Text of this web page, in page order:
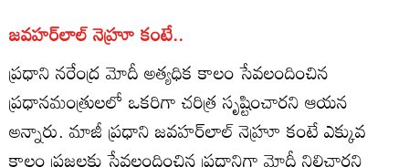
జవహర్‌లాల్ నెహ్రూ కంటే..
ప్రధాని నరేంద్ర మోదీ అత్యధిక కాలం సేవలందించిన
ప్రధానమంత్రులలో ఒకరిగా చరిత్ర సృష్టించారని ఆయన
అన్నారు. మాజీ ప్రధాని జవహర్‌లాల్ నెహ్రూ కంటే ఎక్కువ